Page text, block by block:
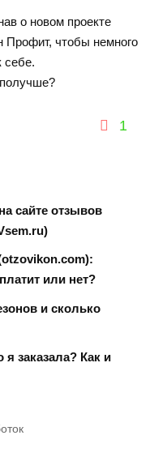
о новом проекте
Профит, чтобы немного
себе.
1
сайте отзывов
или нет?
и сколько
заказала? Как и